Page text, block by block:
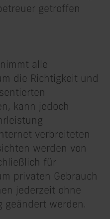
getroffen
alle
die Richtigkeit und
kann jedoch
verbreiteten
werden von
für
privaten Gebrauch
jederzeit ohne
geändert werden.